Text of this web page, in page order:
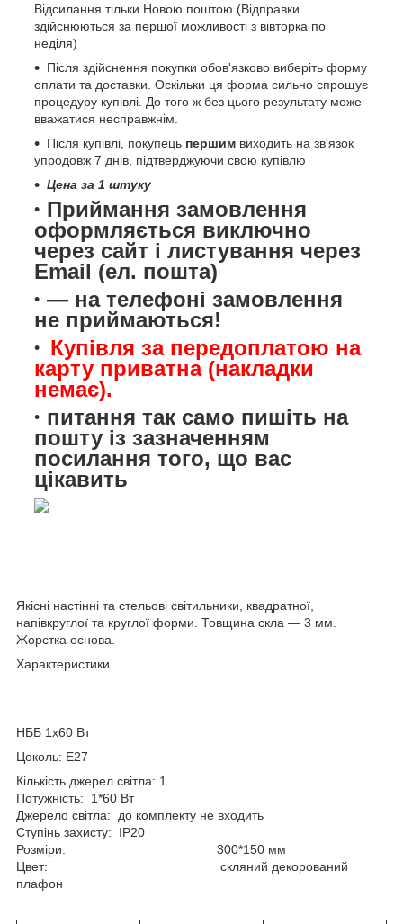
Відсилання тільки Новою поштою (Відправки
здійснюються за першої можливості з вівторка по
неділя)
Після здійснення покупки обов'язково виберіть форму
оплати та доставки. Оскільки ця форма сильно спрощує
процедуру купівлі. До того ж без цього результату може
вважатися несправжнім.
Після купівлі, покупець першим виходить на зв'язок
упродовж 7 днів, підтверджуючи свою купівлю
Цена за 1 штуку
Приймання замовлення
оформляється виключно
через сайт і листування через
Email (ел. пошта)
— на телефоні замовлення
не приймаються!
Купівля за передоплатою на
карту приватна (накладки
немає).
питання так само пишіть на
пошту із зазначенням
посилання того, що вас
цікавить
Якісні настінні та стельові світильники, квадратної,
напівкруглої та круглої форми. Товщина скла — 3 мм.
Жорстка основа.
Характеристики
НББ 1х60 Вт
Цоколь: E27
Кількість джерел світла: 1
Потужність: 1*60 Вт
Джерело світла: до комплекту не входить
Ступінь захисту: IP20
Розміри: 300*150 мм
Цвет:
скляний декорований
плафон